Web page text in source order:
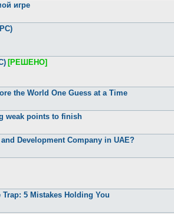
игре
[РЕШЕНО]
the World One Guess at a Time
weak points to finish
Development Company in UAE?
Trap: 5 Mistakes Holding You